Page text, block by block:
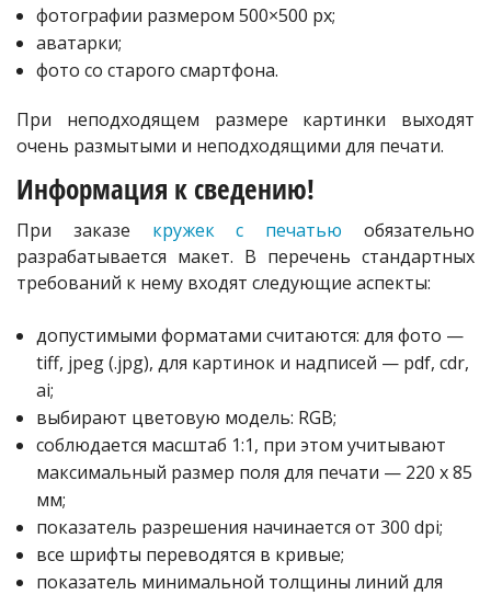
фотографии размером 500×500 px;
аватарки;
фото со старого смартфона.
При неподходящем размере картинки выходят
очень размытыми и неподходящими для печати.
Информация к сведению!
При заказе кружек с печатью обязательно
разрабатывается макет. В перечень стандартных
требований к нему входят следующие аспекты:
допустимыми форматами считаются: для фото —
tiff, jpeg (.jpg), для картинок и надписей — pdf, cdr,
ai;
выбирают цветовую модель: RGB;
соблюдается масштаб 1:1, при этом учитывают
максимальный размер поля для печати — 220 х 85
мм;
показатель разрешения начинается от 300 dpi;
все шрифты переводятся в кривые;
показатель минимальной толщины линий для